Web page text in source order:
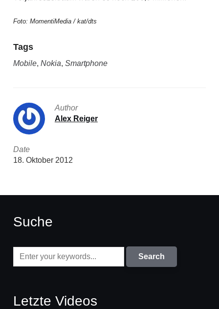
Foto: MomentiMedia / kat/dts
Tags
Mobile, Nokia, Smartphone
Author
Alex Reiger
Date
18. Oktober 2012
Suche
Letzte Videos